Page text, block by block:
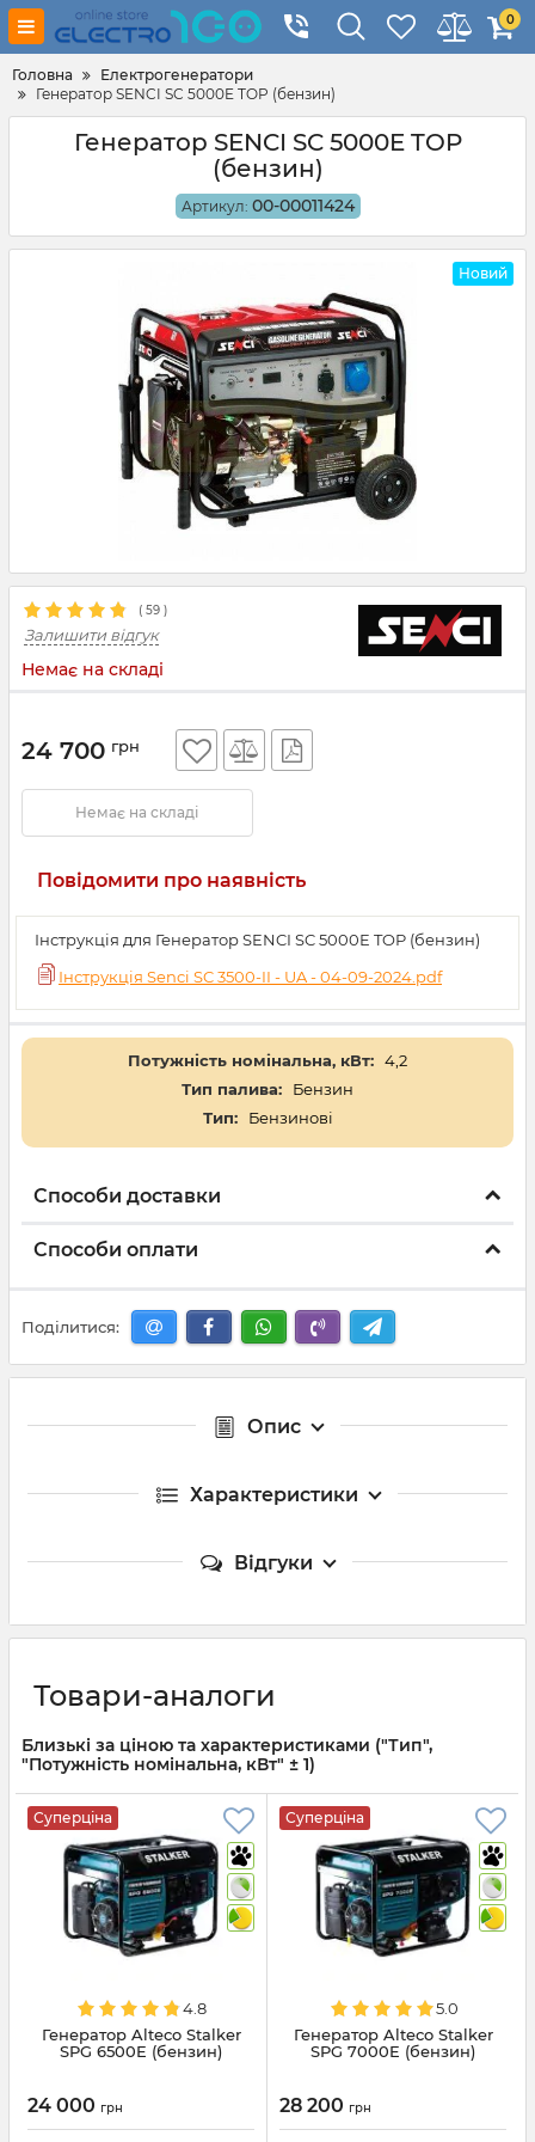
0
Головна
Електрогенератори
Генератор SENCI SC 5000E TOP (бензин)
Генератор SENCI SC 5000E TOP
(бензин)
Артикул: 00-00011424
Новий
( 59 )
Залишити відгук
Немає на складі
Інструкція для Генератор SENCI SC 5000E TOP (бензин)
Інструкція Senci SC 3500-II - UA - 04-09-2024.pdf
24 700 грн
Немає на складі
Повідомити про наявність
Потужність номінальна, кВт: 4,2
Тип палива:
Бензин
Тип:
Бензинові
Способи доставки
Способи оплати
Поділитися:
Опис
Характеристики
Відгуки
Товари-аналоги
Близькі за ціною та характеристиками ("Тип",
"Потужність номінальна, кВт" ± 1)
Суперціна
4.8
Генератор Alteco Stalker
SPG 6500E (бензин)
24 000 грн
Суперціна
5.0
Генератор Alteco Stalker
SPG 7000E (бензин)
28 200 грн